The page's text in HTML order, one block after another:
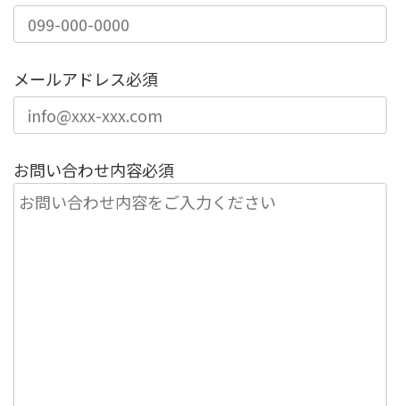
メールアドレス必須
お問い合わせ内容必須